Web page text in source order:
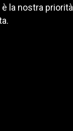
la nostra priorità